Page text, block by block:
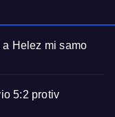
Helez mi samo
5:2 protiv